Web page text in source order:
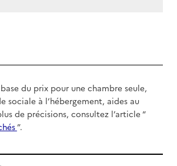
du prix pour une chambre seule,
sociale à l’hébergement, aides au
de précisions, consultez l’article “
”.